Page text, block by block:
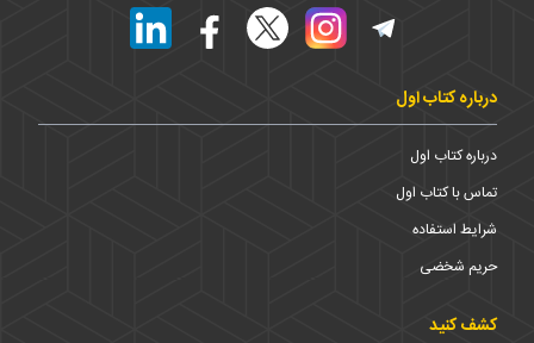
درباره کتاب اول
درباره کتاب اول
تماس با کتاب اول
شرایط استفاده
حریم شخضی
کشف کنید